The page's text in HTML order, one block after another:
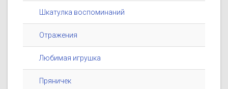
Шкатулка воспоминаний
Отражения
Любимая игрушка
Пряничек